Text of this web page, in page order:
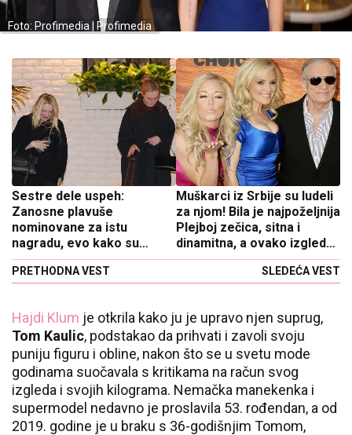
Foto: Profimedia | Profimedia
Sestre dele uspeh:
Zanosne plavuše
nominovane za istu
nagradu, evo kako su
reagovale
PRETHODNA VEST
Muškarci iz Srbije su ludeli
za njom! Bila je najpoželjnija
Plejboj zečica, sitna i
dinamitna, a ovako izgleda
danas
SLEDEĆA VEST
Hajdi Klum je otkrila kako ju je upravo njen suprug,
Tom Kaulic, podstakao da prihvati i zavoli svoju
puniju figuru i obline, nakon što se u svetu mode
godinama suočavala s kritikama na račun svog
izgleda i svojih kilograma. Nemačka manekenka i
supermodel nedavno je proslavila 53. rođendan, a od
2019. godine je u braku s 36-godišnjim Tomom,